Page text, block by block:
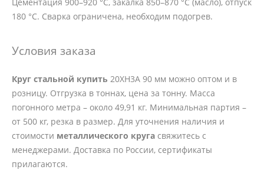
180 °C. Сварка ограничена, необходим подогрев.
Условия заказа
Круг стальной купить 20ХН3А 90 мм можно оптом и в
розницу. Отгрузка в тоннах, цена за тонну. Масса
погонного метра – около 49,91 кг. Минимальная партия –
от 500 кг, резка в размер. Для уточнения наличия и
стоимости металлического круга свяжитесь с
менеджерами. Доставка по России, сертификаты
прилагаются.